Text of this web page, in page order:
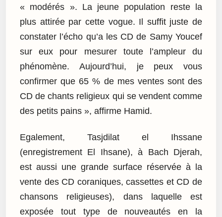
« modérés ». La jeune population reste la
plus attirée par cette vogue. Il suffit juste de
constater l’écho qu’a les CD de Samy Youcef
sur eux pour mesurer toute l’ampleur du
phénomène. Aujourd’hui, je peux vous
confirmer que 65 % de mes ventes sont des
CD de chants religieux qui se vendent comme
des petits pains », affirme Hamid.
Egalement, Tasjdilat el Ihssane
(enregistrement El Ihsane), à Bach Djerah,
est aussi une grande surface réservée à la
vente des CD coraniques, cassettes et CD de
chansons religieuses), dans laquelle est
exposée tout type de nouveautés en la